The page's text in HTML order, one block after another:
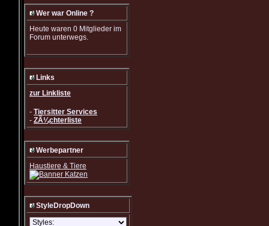
Wer war Online ?
Heute waren 0 Mitglieder im
Forum unterwegs.
Links
zur Linkliste
- Tiersitter Services
- ZÃ¼chterliste
Werbepartner
Haustiere & Tiere
StyleDropDown